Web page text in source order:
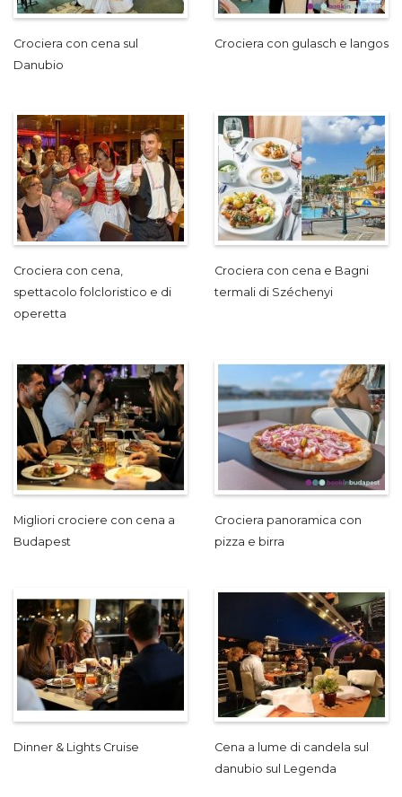
Crociera con cena sul
Danubio
Crociera con gulasch e langos
Crociera con cena,
spettacolo folcloristico e di
operetta
Crociera con cena e Bagni
termali di Széchenyi
Migliori crociere con cena a
Budapest
Crociera panoramica con
pizza e birra
Dinner & Lights Cruise
Cena a lume di candela sul
danubio sul Legenda